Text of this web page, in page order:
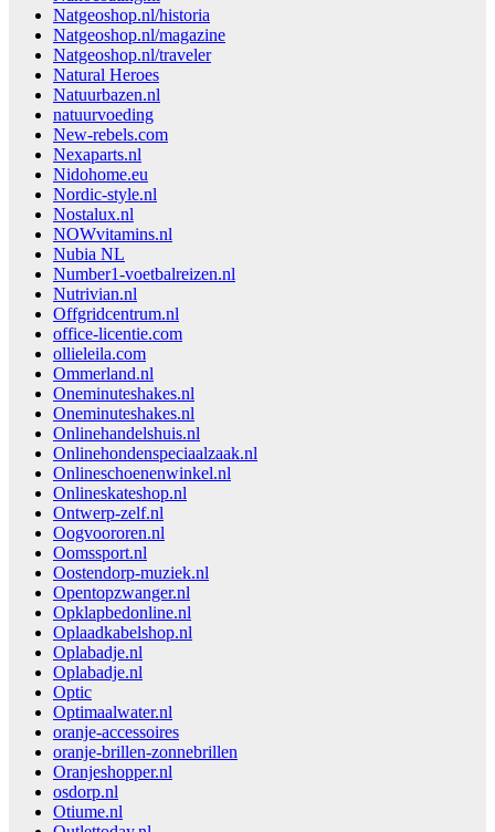
Natgeoshop.nl/historia
Natgeoshop.nl/magazine
Natgeoshop.nl/traveler
Natural Heroes
Natuurbazen.nl
natuurvoeding
New-rebels.com
Nexaparts.nl
Nidohome.eu
Nordic-style.nl
Nostalux.nl
NOWvitamins.nl
Nubia NL
Number1-voetbalreizen.nl
Nutrivian.nl
Offgridcentrum.nl
office-licentie.com
ollieleila.com
Ommerland.nl
Oneminuteshakes.nl
Oneminuteshakes.nl
Onlinehandelshuis.nl
Onlinehondenspeciaalzaak.nl
Onlineschoenenwinkel.nl
Onlineskateshop.nl
Ontwerp-zelf.nl
Oogvoororen.nl
Oomssport.nl
Oostendorp-muziek.nl
Opentopzwanger.nl
Opklapbedonline.nl
Oplaadkabelshop.nl
Oplabadje.nl
Oplabadje.nl
Optic
Optimaalwater.nl
oranje-accessoires
oranje-brillen-zonnebrillen
Oranjeshopper.nl
osdorp.nl
Otiume.nl